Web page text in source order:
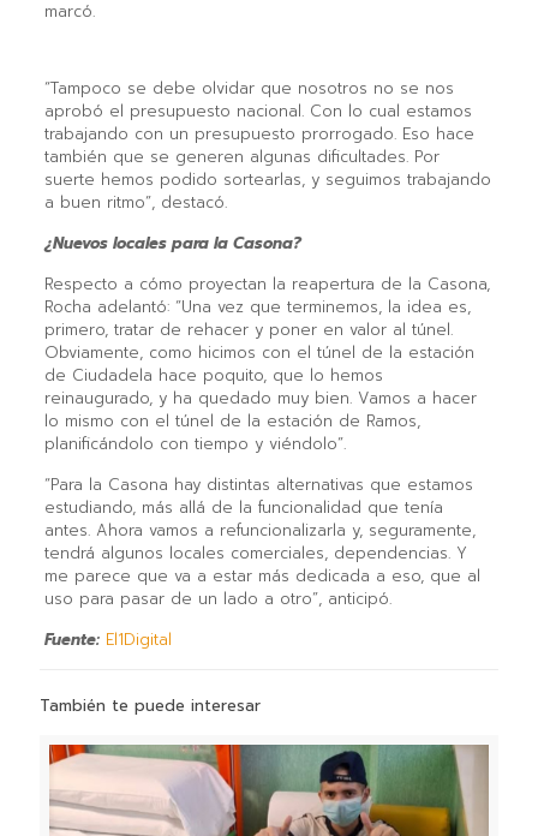
marcó.
“Tampoco se debe olvidar que nosotros no se nos
aprobó el presupuesto nacional. Con lo cual estamos
trabajando con un presupuesto prorrogado. Eso hace
también que se generen algunas dificultades. Por
suerte hemos podido sortearlas, y seguimos trabajando
a buen ritmo”, destacó.
¿Nuevos locales para la Casona?
Respecto a cómo proyectan la reapertura de la Casona,
Rocha adelantó: “Una vez que terminemos, la idea es,
primero, tratar de rehacer y poner en valor al túnel.
Obviamente, como hicimos con el túnel de la estación
de Ciudadela hace poquito, que lo hemos
reinaugurado, y ha quedado muy bien. Vamos a hacer
lo mismo con el túnel de la estación de Ramos,
planificándolo con tiempo y viéndolo”.
“Para la Casona hay distintas alternativas que estamos
estudiando, más allá de la funcionalidad que tenía
antes. Ahora vamos a refuncionalizarla y, seguramente,
tendrá algunos locales comerciales, dependencias. Y
me parece que va a estar más dedicada a eso, que al
uso para pasar de un lado a otro”, anticipó.
Fuente:El1Digital
También te puede interesar